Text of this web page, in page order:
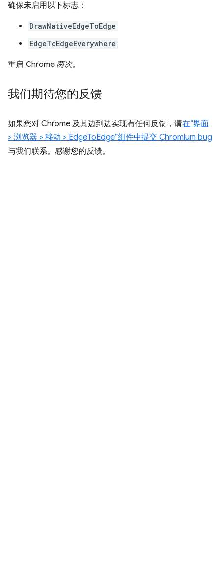
确保未启用以下标志：
DrawNativeEdgeToEdge
EdgeToEdgeEverywhere
重启 Chrome 两次。
我们期待您的反馈
如果您对 Chrome 及其边到边实现有任何反馈，请在“界面
> 浏览器 > 移动 > EdgeToEdge”组件中提交 Chromium bug
与我们联系。感谢您的反馈。